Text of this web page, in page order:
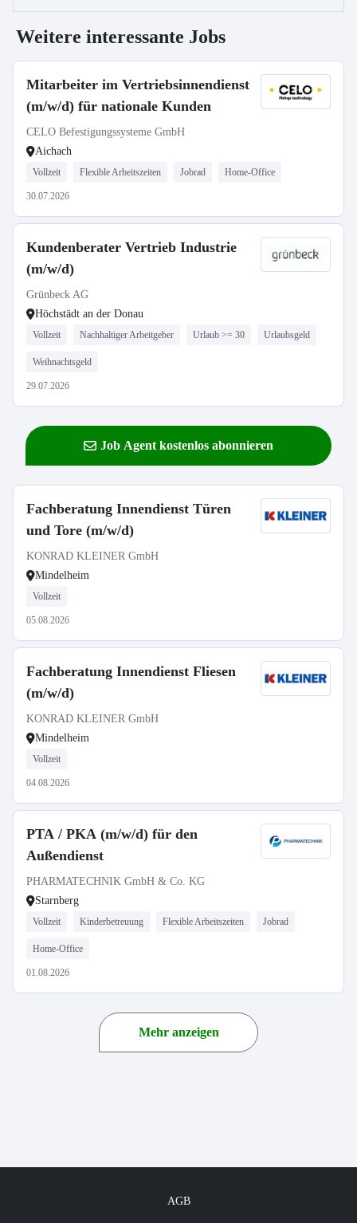
Weitere interessante Jobs
Mitarbeiter im Vertriebsinnendienst
(m/w/d) für nationale Kunden
CELO Befestigungssysteme GmbH
Aichach
Vollzeit Flexible Arbeitszeiten Jobrad Home-Office
30.07.2026
Kundenberater Vertrieb Industrie
(m/w/d)
Grünbeck AG
Höchstädt an der Donau
Vollzeit Nachhaltiger Arbeitgeber Urlaub >= 30 Urlaubsgeld
Weihnachtsgeld
29.07.2026
Job Agent kostenlos abonnieren
Fachberatung Innendienst Türen
und Tore (m/w/d)
KONRAD KLEINER GmbH
Mindelheim
Vollzeit
05.08.2026
Fachberatung Innendienst Fliesen
(m/w/d)
KONRAD KLEINER GmbH
Mindelheim
Vollzeit
04.08.2026
PTA / PKA (m/w/d) für den
Außendienst
PHARMATECHNIK GmbH & Co. KG
Starnberg
Vollzeit Kinderbetreuung Flexible Arbeitszeiten Jobrad
Home-Office
01.08.2026
Mehr anzeigen
AGB